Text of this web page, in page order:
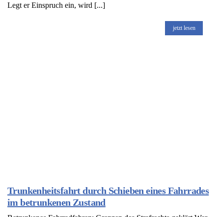
Legt er Einspruch ein, wird [...]
jetzt lesen
Trunkenheitsfahrt durch Schieben eines Fahrrades
im betrunkenen Zustand